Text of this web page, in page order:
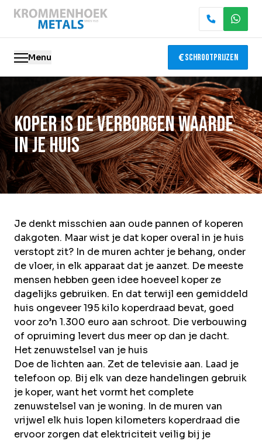
Menu Schrootprijzen
Oude metalen
Elektronica recycling
Slopen & demontage
Katalysator recycling
Locaties
Over Krommenhoek
Sustainability
Nieuws
Werken bij
Direct inleveren Ophaalservice
Koper is de verborgen waarde
in je huis
Je denkt misschien aan oude pannen of koperen
dakgoten. Maar wist je dat koper overal in je huis
verstopt zit? In de muren achter je behang, onder
de vloer, in elk apparaat dat je aanzet. De meeste
mensen hebben geen idee hoeveel koper ze
dagelijks gebruiken. En dat terwijl een gemiddeld
huis ongeveer 195 kilo koperdraad bevat, goed
voor zo’n 1.300 euro aan schroot. Die verbouwing
of opruiming levert dus meer op dan je dacht.
Het zenuwstelsel van je huis
Doe de lichten aan. Zet de televisie aan. Laad je
telefoon op. Bij elk van deze handelingen gebruik
je koper, want het vormt het complete
zenuwstelsel van je woning. In de muren van
vrijwel elk huis lopen kilometers koperdraad die
ervoor zorgen dat elektriciteit veilig bij je